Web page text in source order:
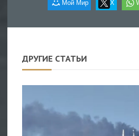
Мой Мир X
ДРУГИЕ СТАТЬИ